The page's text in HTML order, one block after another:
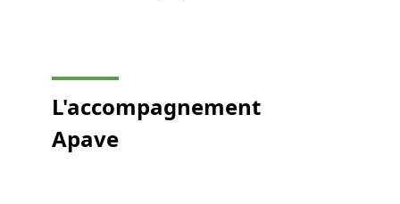
L'accompagnement
Apave